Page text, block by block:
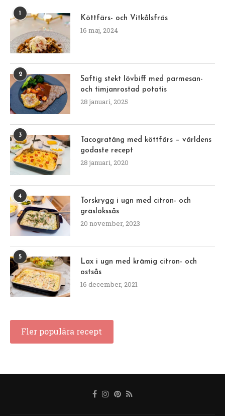
Köttfärs- och Vitkålsfräs
16 maj, 2024
2
Saftig stekt lövbiff med parmesan-
och timjanrostad potatis
28 januari, 2025
3
Tacogratäng med köttfärs – världens
godaste recept
28 januari, 2020
4
Torskrygg i ugn med citron- och
gräslökssås
20 november, 2023
5
Lax i ugn med krämig citron- och
ostsås
16 december, 2021
Fler populära recept